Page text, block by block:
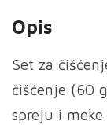
Opis
Set za
čišćenje (60
spreju i